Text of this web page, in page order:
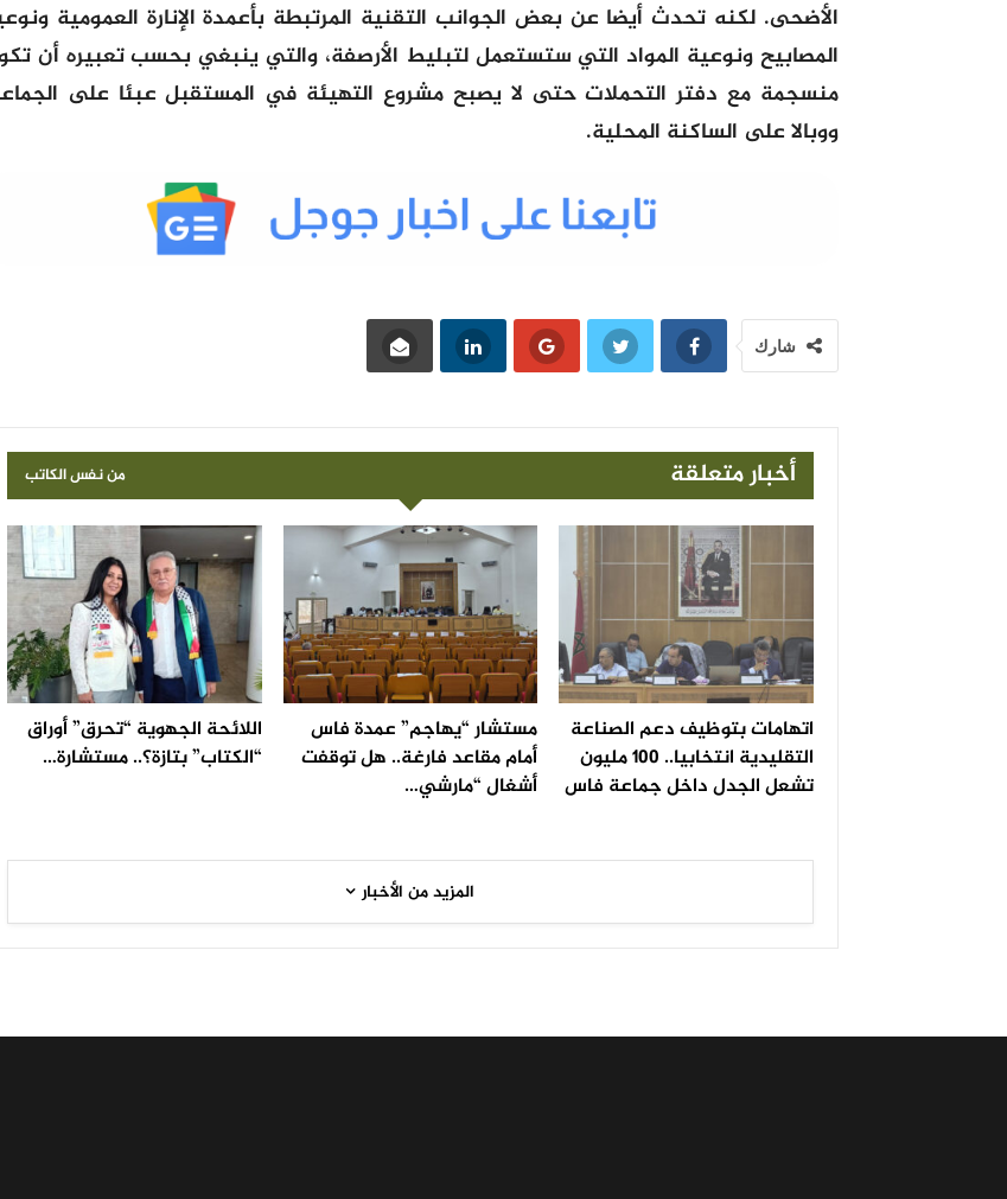
الأضحى. لكنه تحدث أيضا عن بعض الجوانب التقنية المرتبطة بأعمدة الإنارة العمومية
المصابيح ونوعية المواد التي ستستعمل لتبليط الأرصفة، والتي ينبغي بحسب تعبيره أن
منسجمة مع دفتر التحملات حتى لا يصبح مشروع التهيئة في المستقبل عبئا على
ووبالا على الساكنة المحلية.
شارك
أخبار متعلقة من نفس الكاتب
اتهامات بتوظيف دعم الصناعة
التقليدية انتخابيا.. 100 مليون
تشعل الجدل داخل جماعة فاس
مستشار “يهاجم” عمدة فاس
أمام مقاعد فارغة.. هل توقفت
أشغال “مارشي…
اللائحة الجهوية “تحرق” أوراق
“الكتاب” بتازة؟.. مستشارة…
المزيد من الأخبار